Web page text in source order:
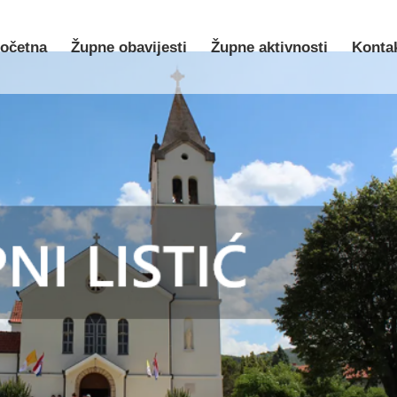
Župne obavijesti Župne aktivnosti